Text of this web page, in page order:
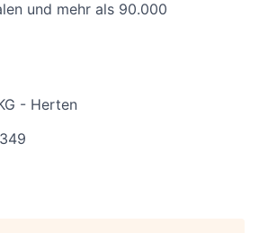
und mehr als 90.000
- Herten